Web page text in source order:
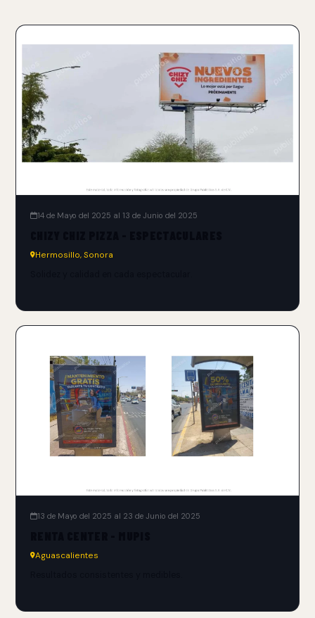
14 de Mayo del 2025 al 13 de Junio del 2025
Hermosillo, Sonora
13 de Mayo del 2025 al 23 de Junio del 2025
Aguascalientes